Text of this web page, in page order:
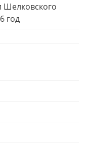
Шелковского
год